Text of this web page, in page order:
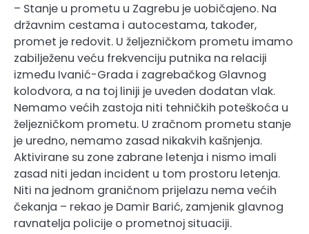
– Stanje u prometu u Zagrebu je uobičajeno. Na
državnim cestama i autocestama, također,
promet je redovit. U željezničkom prometu imamo
zabilježenu veću frekvenciju putnika na relaciji
između Ivanić-Grada i zagrebačkog Glavnog
kolodvora, a na toj liniji je uveden dodatan vlak.
Nemamo većih zastoja niti tehničkih poteškoća u
željezničkom prometu. U zračnom prometu stanje
je uredno, nemamo zasad nikakvih kašnjenja.
Aktivirane su zone zabrane letenja i nismo imali
zasad niti jedan incident u tom prostoru letenja.
Niti na jednom graničnom prijelazu nema većih
čekanja – rekao je Damir Barić, zamjenik glavnog
ravnatelja policije o prometnoj situaciji.